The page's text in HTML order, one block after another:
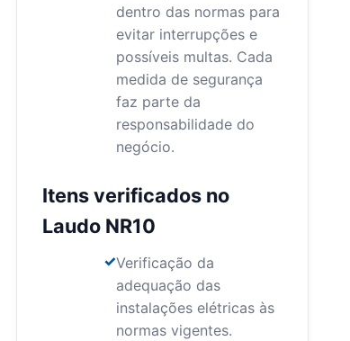
dentro das normas para
evitar interrupções e
possíveis multas. Cada
medida de segurança
faz parte da
responsabilidade do
negócio.
Itens verificados no
Laudo NR10
Verificação da
adequação das
instalações elétricas às
normas vigentes.